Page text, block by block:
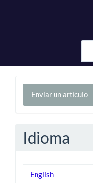
Enviar
unEnviar un artículo
Idioma
English